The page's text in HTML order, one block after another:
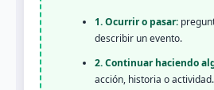
1. Ocurrir o pasar:
describir un evento.
2. Continuar haciendo
acción, historia o actividad.